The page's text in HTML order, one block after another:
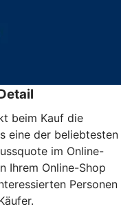
beim Kauf die
eine der beliebtesten
im Online-
Ihrem Online-Shop
Personen